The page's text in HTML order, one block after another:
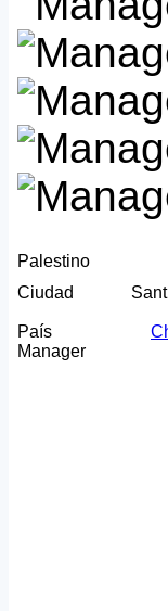
Palestino
Ciudad
País
Manager